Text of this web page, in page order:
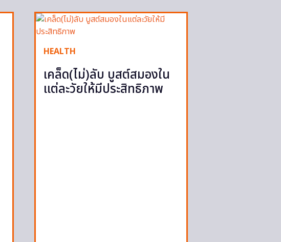
HEALTH
เคล็ด(ไม่)ลับ บูสต์สมองใน
แต่ละวัยให้มีประสิทธิภาพ